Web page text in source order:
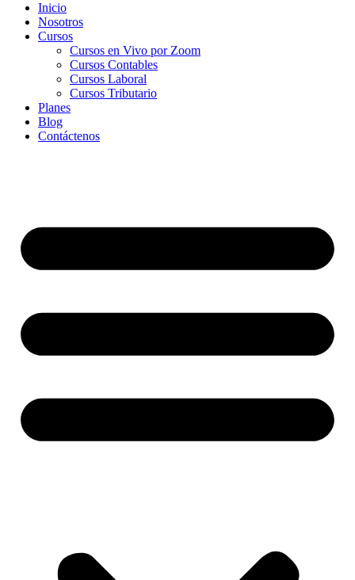
Inicio
Nosotros
Cursos
Cursos en Vivo por Zoom
Cursos Contables
Cursos Laboral
Cursos Tributario
Planes
Blog
Contáctenos